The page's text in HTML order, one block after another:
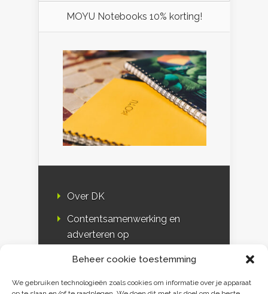
Beheer cookie toestemming
We gebruiken technologieën zoals cookies om informatie over je apparaat
MOYU Notebooks 10% korting!
Over DK
Contentsamenwerking en
adverteren op